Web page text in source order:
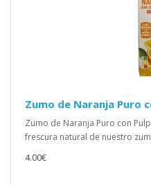
Zumo de Naranja Puro
Zumo de Naranja Puro con
frescura natural de nuestro
4.00€